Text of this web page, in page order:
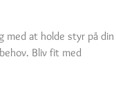
at holde styr på din
Bliv fit med